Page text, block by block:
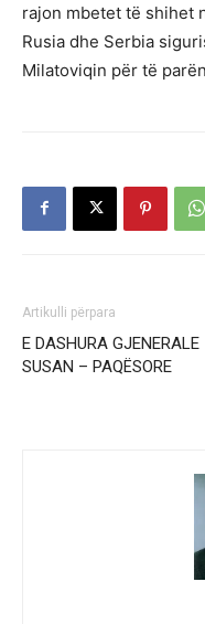
rajon mbetet të shihet
Rusia dhe Serbia
Milatoviqin për të
Artikulli përpara
E DASHURA GJENERALE
SUSAN – PAQËSORE